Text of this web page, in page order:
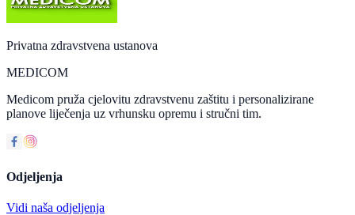
Privatna zdravstvena ustanova
MEDICOM
Medicom pruža cjelovitu zdravstvenu zaštitu i personalizirane
planove liječenja uz vrhunsku opremu i stručni tim.
Odjeljenja
Vidi naša odjeljenja